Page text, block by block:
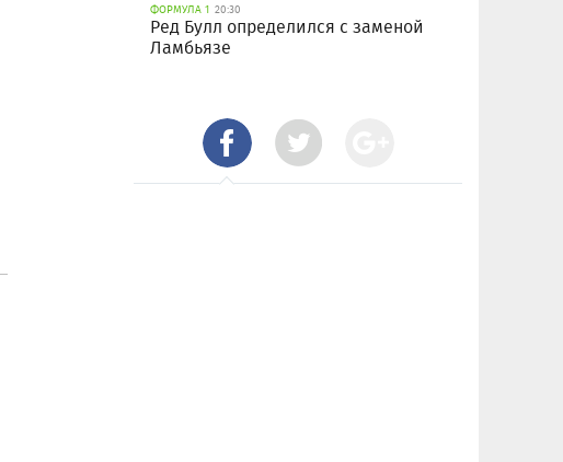
ФОРМУЛА 1 20:30
Ред Булл определился с заменой
Ламбьязе